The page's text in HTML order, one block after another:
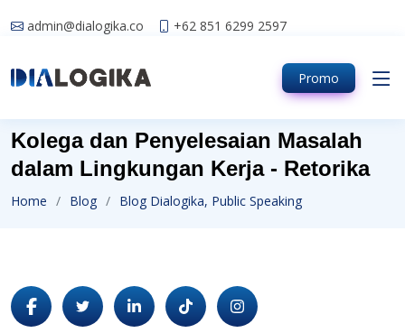
admin@dialogika.co +62 851 6299 2597
Promo
Kolega dan Penyelesaian Masalah
dalam Lingkungan Kerja - Retorika
Home Blog Blog Dialogika, Public Speaking